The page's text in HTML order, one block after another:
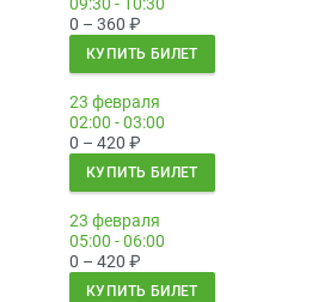
09:30 - 10:30
0 – 360 ₽
КУПИТЬ БИЛЕТ
23 февраля
02:00 - 03:00
0 – 420 ₽
КУПИТЬ БИЛЕТ
23 февраля
05:00 - 06:00
0 – 420 ₽
КУПИТЬ БИЛЕТ